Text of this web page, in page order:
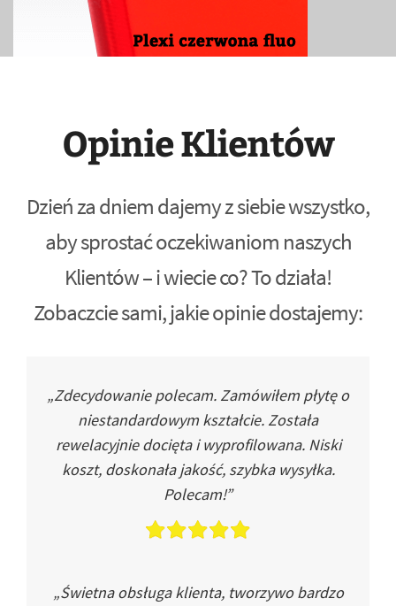
Opinie Klientów
Dzień za dniem dajemy z siebie wszystko,
aby sprostać oczekiwaniom naszych
Klientów – i wiecie co? To działa!
Zobaczcie sami, jakie opinie dostajemy:
„Zdecydowanie polecam. Zamówiłem płytę o
niestandardowym kształcie. Została
rewelacyjnie docięta i wyprofilowana. Niski
koszt, doskonała jakość, szybka wysyłka.
Polecam!”
„Świetna obsługa klienta, tworzywo bardzo